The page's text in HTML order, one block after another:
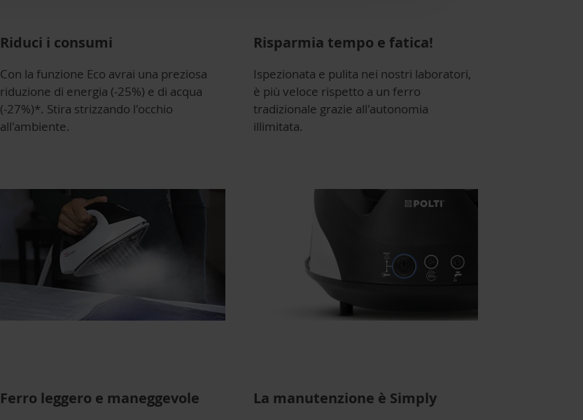
Riduci i consumi
Con la funzione Eco avrai una preziosa
riduzione di energia (-25%) e di acqua
(-27%)*. Stira strizzando l'occhio
all'ambiente.
Risparmia tempo e fatica!
Ispezionata e pulita nei nostri laboratori,
è più veloce rispetto a un ferro
tradizionale grazie all'autonomia
illimitata.
Ferro leggero e maneggevole La manutenzione è Simply